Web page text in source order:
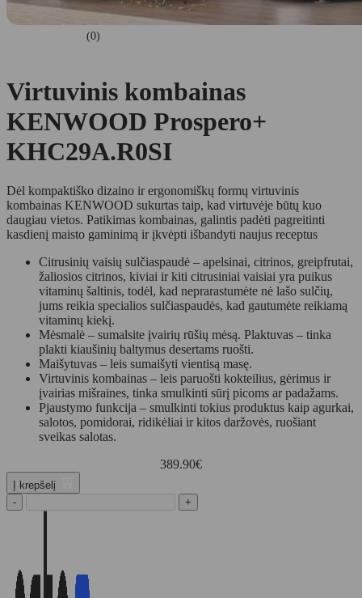
(0)
Virtuvinis kombainas
KENWOOD Prospero+
KHC29A.R0SI
Dėl kompaktiško dizaino ir ergonomiškų formų virtuvinis
kombainas KENWOOD sukurtas taip, kad virtuvėje būtų kuo
daugiau vietos. Patikimas kombainas, galintis padėti pagreitinti
kasdienį maisto gaminimą ir įkvėpti išbandyti naujus receptus
Citrusinių vaisių sulčiaspaudė – apelsinai, citrinos, greipfrutai,
žaliosios citrinos, kiviai ir kiti citrusiniai vaisiai yra puikus
vitaminų šaltinis, todėl, kad neprarastumėte nė lašo sulčių,
jums reikia specialios sulčiaspaudės, kad gautumėte reikiamą
vitaminų kiekį.
Mėsmalė – sumalsite įvairių rūšių mėsą. Plaktuvas – tinka
plakti kiaušinių baltymus desertams ruošti.
Maišytuvas – leis sumaišyti vientisą masę.
Virtuvinis kombainas – leis paruošti kokteilius, gėrimus ir
įvairias mišraines, tinka smulkinti sūrį picoms ar padažams.
Pjaustymo funkcija – smulkinti tokius produktus kaip agurkai,
salotos, pomidorai, ridikėliai ir kitos daržovės, ruošiant
sveikas salotas.
389.90€
Į krepšelį
-
+